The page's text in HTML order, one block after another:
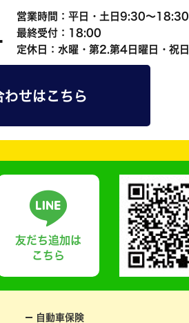
営業時間：平日・土日9:30～18:30
最終受付：18:00
定休日：水曜・第2.第4日曜日・祝日
わせはこちら
友だち追加は
こちら
自動車保険